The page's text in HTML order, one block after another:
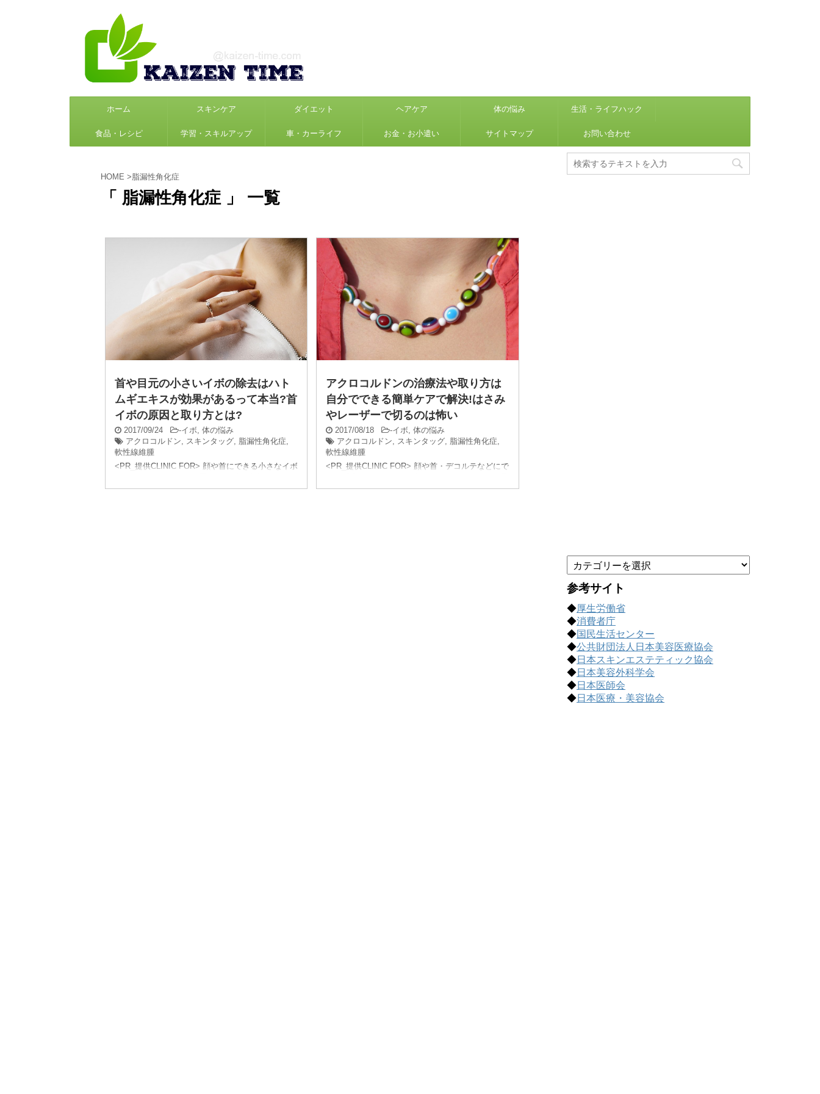
ホーム スキンケア ダイエット ヘアケア 体の悩み 生活・ライフハック
食品・レシピ 学習・スキルアップ 車・カーライフ お金・お小遣い サイトマップ お問い合わせ
HOME >脂漏性角化症
「 脂漏性角化症 」 一覧
首や目元の小さいイボの除去はハト
ムギエキスが効果があるって本当?首
イボの原因と取り方とは?
2017/09/24 -イボ, 体の悩み
アクロコルドン, スキンタッグ, 脂漏性角化症,
軟性線維腫
<PR_提供CLINIC FOR> 顔や首にできる小さなイボ
すか？ 私も35歳を過ぎた頃から首にできたポツポ
アクロコルドンの治療法や取り方は
自分でできる簡単ケアで解決!はさみ
やレーザーで切るのは怖い
2017/08/18 -イボ,体の悩み
アクロコルドン, スキンタッグ, 脂漏性角化症,
軟性線維腫
<PR_提供CLINIC FOR> 顔や首・デコルテなどにで
られる原因になるので嫌ですよね。 私は半年ぐら
テ
ゴ
ー
で
記
事
を
探
す
参考サイト
◆厚生労働省
◆消費者庁
◆国民生活センター
◆公共財団法人日本美容医療協会
◆日本スキンエステティック協会
◆日本美容外科学会
◆日本医師会
◆日本医療・美容協会